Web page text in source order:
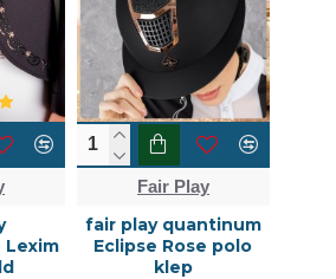
Lexim
Fair Play
fair play quantinum
Eclipse Rose polo
klep